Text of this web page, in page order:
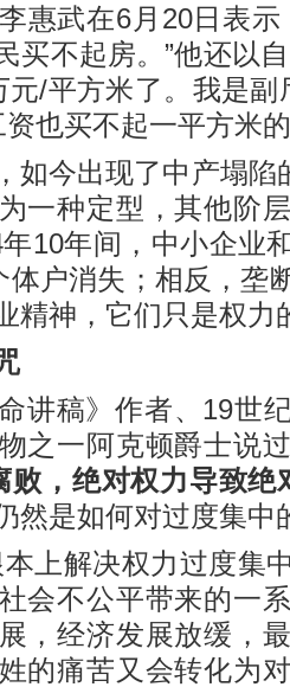
惠武在6月20日表
买不起房。”他还以
元/平方米了。我是
也买不起一平方米
今出现了中产塌陷
一种定型，其他阶
10年间，中小企业
体户消失；相反，垄
精神，它们只是权力
稿》作者、19世纪
之一阿克顿爵士说
败，绝对权力导致绝
然是如何对过度集中
解决权力过度集
会不公平带来的一
，经济发展放缓，
的痛苦又会转化为